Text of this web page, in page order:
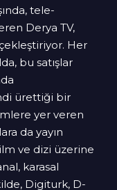
tele-
Derya TV,
Her
bu satışlar
ürettiği bir
yer veren
da yayın
ve dizi üzerine
karasal
Digiturk, D-